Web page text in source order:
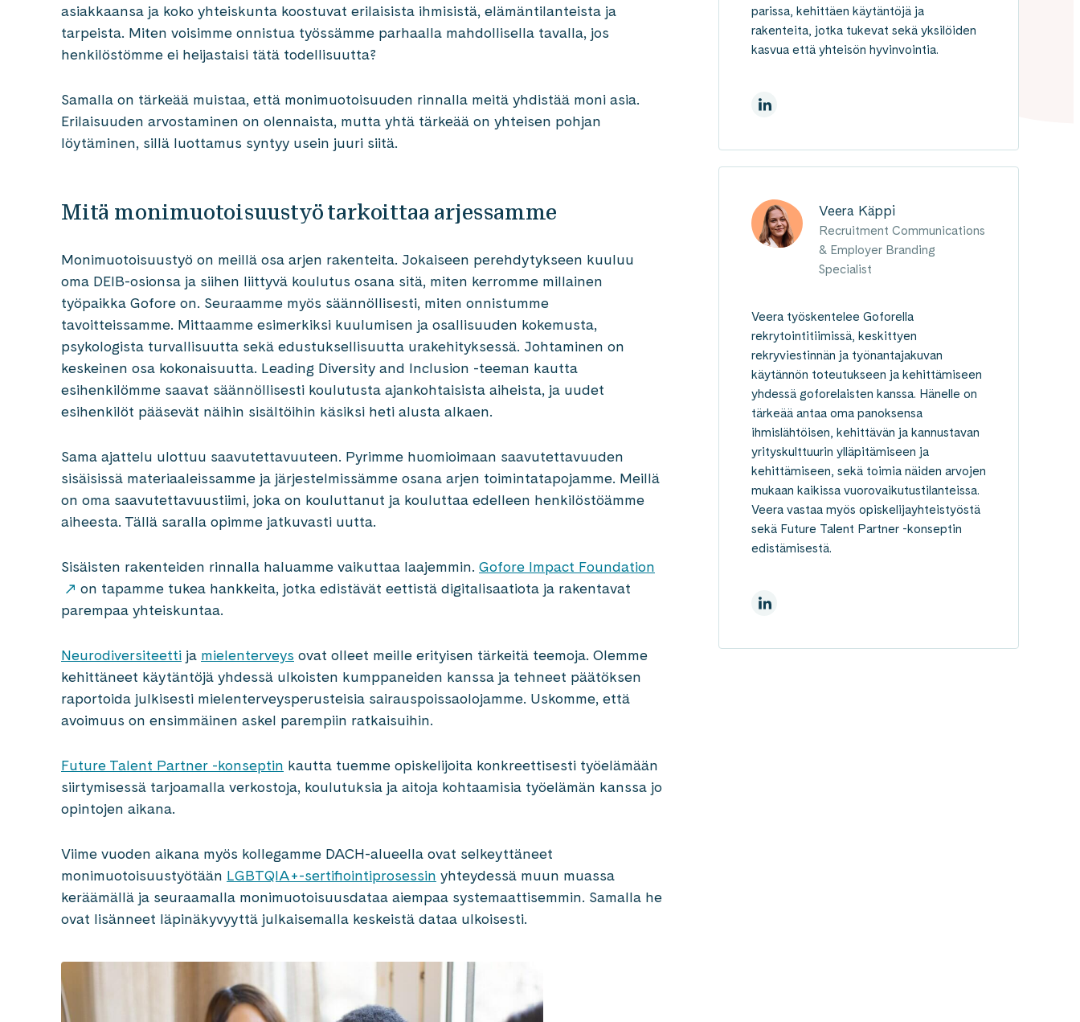
asiakkaansa ja koko yhteiskunta koostuvat erilaisista ihmisistä, elämäntilanteista ja
tarpeista. Miten voisimme onnistua työssämme parhaalla mahdollisella tavalla, jos
henkilöstömme ei heijastaisi tätä todellisuutta?
Samalla on tärkeää muistaa, että monimuotoisuuden rinnalla meitä yhdistää moni asia.
Erilaisuuden arvostaminen on olennaista, mutta yhtä tärkeää on yhteisen pohjan
löytäminen, sillä luottamus syntyy usein juuri siitä.
Mitä monimuotoisuustyö tarkoittaa arjessamme
Monimuotoisuustyö on meillä osa arjen rakenteita. Jokaiseen perehdytykseen kuuluu
oma DEIB-osionsa ja siihen liittyvä koulutus osana sitä, miten kerromme millainen
työpaikka Gofore on. Seuraamme myös säännöllisesti, miten onnistumme
tavoitteissamme. Mittaamme esimerkiksi kuulumisen ja osallisuuden kokemusta,
psykologista turvallisuutta sekä edustuksellisuutta urakehityksessä. Johtaminen on
keskeinen osa kokonaisuutta. Leading Diversity and Inclusion -teeman kautta
esihenkilömme saavat säännöllisesti koulutusta ajankohtaisista aiheista, ja uudet
esihenkilöt pääsevät näihin sisältöihin käsiksi heti alusta alkaen.
Sama ajattelu ulottuu saavutettavuuteen. Pyrimme huomioimaan saavutettavuuden
sisäisissä materiaaleissamme ja järjestelmissämme osana arjen toimintatapojamme. Meillä
on oma saavutettavuustiimi, joka on kouluttanut ja kouluttaa edelleen henkilöstöämme
aiheesta. Tällä saralla opimme jatkuvasti uutta.
Sisäisten rakenteiden rinnalla haluamme vaikuttaa laajemmin. Gofore Impact Foundation
on tapamme tukea hankkeita, jotka edistävät eettistä digitalisaatiota ja rakentavat
parempaa yhteiskuntaa.
Neurodiversiteetti ja mielenterveys ovat olleet meille erityisen tärkeitä teemoja. Olemme
kehittäneet käytäntöjä yhdessä ulkoisten kumppaneiden kanssa ja tehneet päätöksen
raportoida julkisesti mielenterveysperusteisia sairauspoissaolojamme. Uskomme, että
avoimuus on ensimmäinen askel parempiin ratkaisuihin.
Future Talent Partner -konseptin kautta tuemme opiskelijoita konkreettisesti työelämään
siirtymisessä tarjoamalla verkostoja, koulutuksia ja aitoja kohtaamisia työelämän kanssa jo
opintojen aikana.
Viime vuoden aikana myös kollegamme DACH-alueella ovat selkeyttäneet
monimuotoisuustyötään LGBTQIA+-sertifiointiprosessin yhteydessä muun muassa
keräämällä ja seuraamalla monimuotoisuusdataa aiempaa systemaattisemmin. Samalla he
ovat lisänneet läpinäkyvyyttä julkaisemalla keskeistä dataa ulkoisesti.
parissa, kehittäen käytäntöjä ja
rakenteita, jotka tukevat sekä yksilöiden
kasvua että yhteisön hyvinvointia.
LinkedInissä
Veera Käppi
Recruitment Communications
& Employer Branding
Specialist
Veera työskentelee Goforella
rekrytointitiimissä, keskittyen
rekryviestinnän ja työnantajakuvan
käytännön toteutukseen ja kehittämiseen
yhdessä goforelaisten kanssa. Hänelle on
tärkeää antaa oma panoksensa
ihmislähtöisen, kehittävän ja kannustavan
yrityskulttuurin ylläpitämiseen ja
kehittämiseen, sekä toimia näiden arvojen
mukaan kaikissa vuorovaikutustilanteissa.
Veera vastaa myös opiskelijayhteistyöstä
sekä Future Talent Partner -konseptin
edistämisestä.
LinkedInissä